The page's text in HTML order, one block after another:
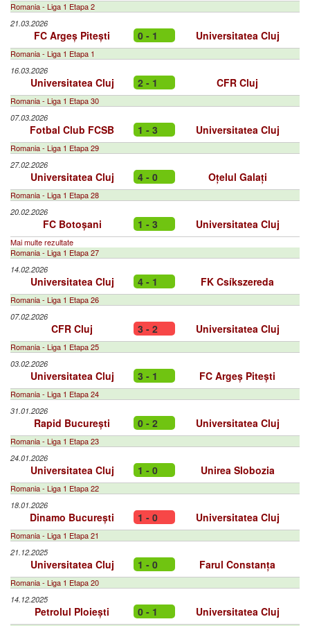
Romania - Liga 1 Etapa 2
21.03.2026
FC Argeș Pitești 0 - 1 Universitatea Cluj
Romania - Liga 1 Etapa 1
16.03.2026
Universitatea Cluj 2 - 1 CFR Cluj
Romania - Liga 1 Etapa 30
07.03.2026
Fotbal Club FCSB 1 - 3 Universitatea Cluj
Romania - Liga 1 Etapa 29
27.02.2026
Universitatea Cluj 4 - 0 Oțelul Galați
Romania - Liga 1 Etapa 28
20.02.2026
FC Botoșani 1 - 3 Universitatea Cluj
Mai multe rezultate
Romania - Liga 1 Etapa 27
14.02.2026
Universitatea Cluj 4 - 1 FK Csíkszereda
Romania - Liga 1 Etapa 26
07.02.2026
CFR Cluj 3 - 2 Universitatea Cluj
Romania - Liga 1 Etapa 25
03.02.2026
Universitatea Cluj 3 - 1 FC Argeș Pitești
Romania - Liga 1 Etapa 24
31.01.2026
Rapid București 0 - 2 Universitatea Cluj
Romania - Liga 1 Etapa 23
24.01.2026
Universitatea Cluj 1 - 0 Unirea Slobozia
Romania - Liga 1 Etapa 22
18.01.2026
Dinamo București 1 - 0 Universitatea Cluj
Romania - Liga 1 Etapa 21
21.12.2025
Universitatea Cluj 1 - 0 Farul Constanța
Romania - Liga 1 Etapa 20
14.12.2025
Petrolul Ploiești 0 - 1 Universitatea Cluj